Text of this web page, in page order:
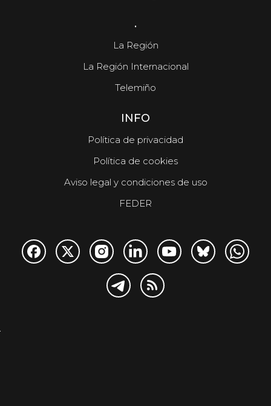
.
La Región
La Región Internacional
Telemiño
INFO
Política de privacidad
Política de cookies
Aviso legal y condiciones de uso
FEDER